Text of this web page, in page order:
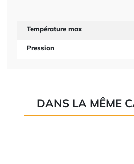
Température max
Pression
DANS LA MÊME